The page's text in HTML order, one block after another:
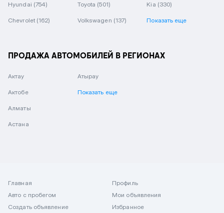
Hyundai (754) Toyota (501) Kia (330)
Chevrolet (162) Volkswagen (137) Показать еще
ПРОДАЖА АВТОМОБИЛЕЙ В РЕГИОНАХ
Актау
Актобе
Алматы
Астана
Атырау
Показать еще
Главная
Авто с пробегом
Создать объявление
Профиль
Мои объявления
Избранное